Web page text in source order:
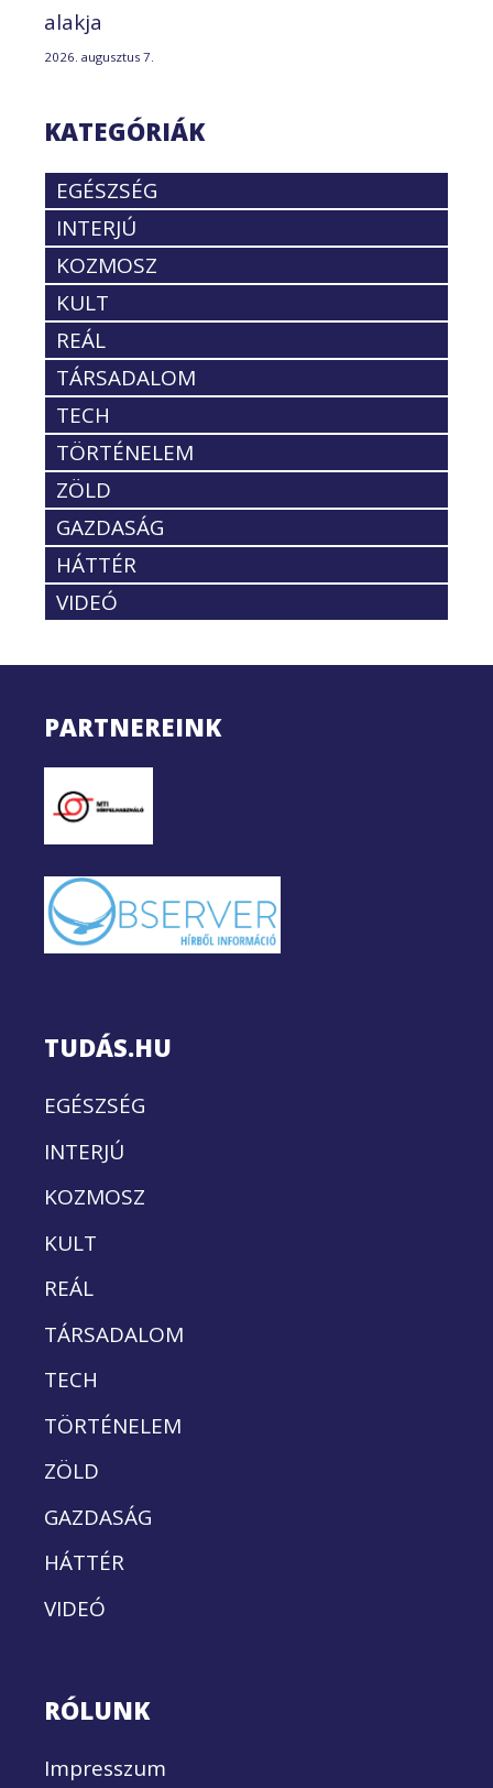
alakja
2026. augusztus 7.
KATEGÓRIÁK
EGÉSZSÉG
INTERJÚ
KOZMOSZ
KULT
REÁL
TÁRSADALOM
TECH
TÖRTÉNELEM
ZÖLD
GAZDASÁG
HÁTTÉR
VIDEÓ
PARTNEREINK
TUDÁS.HU
EGÉSZSÉG
INTERJÚ
KOZMOSZ
KULT
REÁL
TÁRSADALOM
TECH
TÖRTÉNELEM
ZÖLD
GAZDASÁG
HÁTTÉR
VIDEÓ
RÓLUNK
Impresszum